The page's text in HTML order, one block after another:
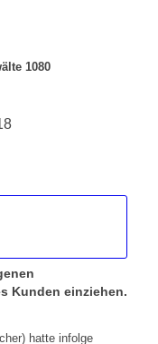
Kunden einziehen.
hatte infolge